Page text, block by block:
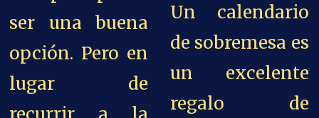
ser una buena
opción. Pero en
lugar de
Un calendario
de sobremesa es
un excelente
regalo de